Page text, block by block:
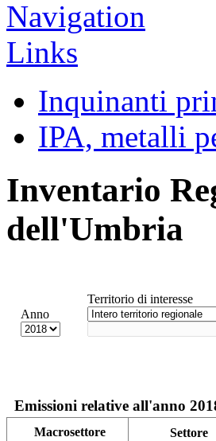
Inquinanti
IPA, metalli
Inventario
dell'Umbria
Anno
Territorio di interesse
Emissioni relative all'anno
Macrosettore Settore